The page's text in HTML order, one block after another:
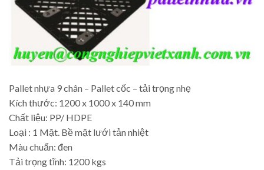
Pallet nhựa 9 chân – Pallet cốc – tải trọng nhẹ
Kích thước: 1200 x 1000 x 140 mm
Chất liệu: PP/ HDPE
Loại : 1 Mặt. Bề mặt lưới tản nhiệt
Màu chuẩn: đen
Tải trọng tĩnh: 1200 kgs